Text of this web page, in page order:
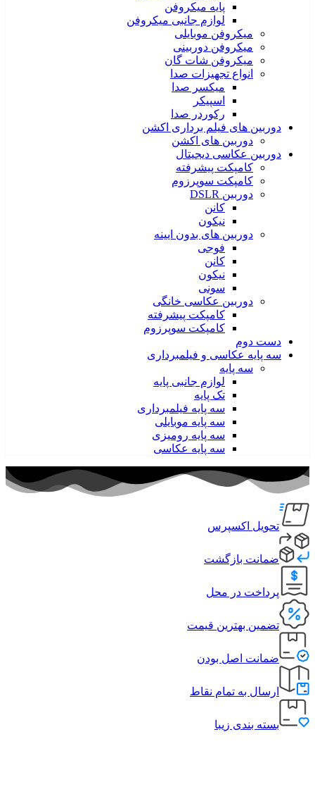
پایه میکروفن
لوازم جانبی میکروفن
میکروفن موبایلی
میکروفن دوربینی
میکروفن شات گان
انواع تجهیزات صدا
میکسر صدا
اسپیکر
رکوردر صدا
دوربین های فیلم برداری اکشن
دوربین های اکشن
دوربین عکاسی دیجیتال
کامپکت پیشرفته
کامپکت سوپرزوم
دوربین DSLR
کانن
نیکون
دوربین های بدون ایینه
فوجی
کانن
نیکون
سونی
دوربین عکاسی خانگی
کامپکت پیشرفته
کامپکت سوپرزوم
دست دوم
سه پایه عکاسی و فیلمبرداری
سه پایه
لوازم جانبی پایه
تک پایه
سه پایه فیلمبرداری
سه پایه موبایلی
سه پایه رومیزی
سه پایه عکاسی
تحویل اکسپرس
ضمانت بازگشت
پرداخت در محل
تضمین بهترین قیمت
ضمانت اصل بودن
ارسال به تمام نقاط
بسته بندی زیبا